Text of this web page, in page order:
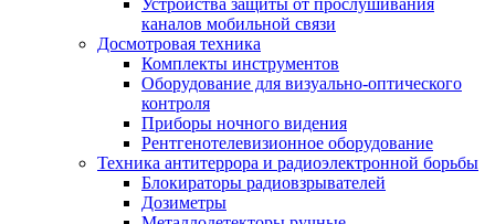
каналов мобильной связи
Досмотровая техника
Комплекты инструментов
Оборудование для визуально-оптического
контроля
Приборы ночного видения
Рентгенотелевизионное оборудование
Техника антитеррора и радиоэлектронной борьбы
Блокираторы радиовзрывателей
Дозиметры